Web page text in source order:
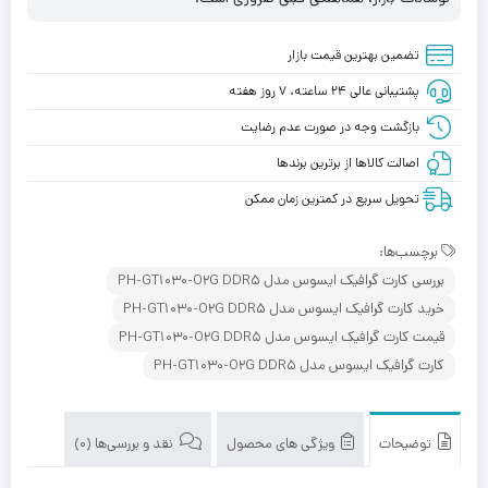
تضمین بهترین قیمت بازار
پشتیبانی عالی ۲۴ ساعته، ۷ روز هفته
بازگشت وجه در صورت عدم رضایت
اصالت کالاها از برترین برندها
تحویل سریع در کمترین زمان ممکن
برچسب‌ها:
بررسی کارت گرافیک ایسوس مدل PH-GT1030-O2G DDR5
خرید کارت گرافیک ایسوس مدل PH-GT1030-O2G DDR5
قیمت کارت گرافیک ایسوس مدل PH-GT1030-O2G DDR5
کارت گرافیک ایسوس مدل PH-GT1030-O2G DDR5
توضیحات ویژگی های محصول نقد و بررسی‌ها (0)